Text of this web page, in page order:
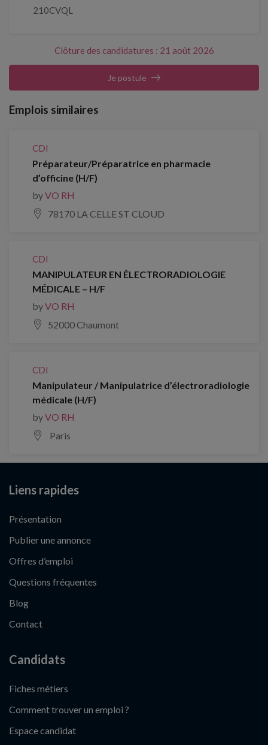
210CVQL
Clôture des candidatures : 21 août 2026
Je postule
Emplois similaires
CDI
Préparateur/Préparatrice en pharmacie
d’officine (H/F)
byVO RH
78170 LA CELLE ST CLOUD
CDI
MANIPULATEUR EN ÉLECTRORADIOLOGIE
MÉDICALE – H/F
byVO RH
52000 Chaumont
CDI
Manipulateur / Manipulatrice d’électroradiologie
médicale (H/F)
byVO RH
Paris
Liens rapides
Présentation
Publier une annonce
Offres d’emploi
Questions fréquentes
Blog
Contact
Candidats
Fiches métiers
Comment trouver un emploi ?
Espace candidat